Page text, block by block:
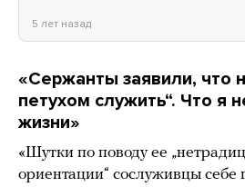
5 лет назад
«Сержанты заявили, что
петухом служить“. Что я
жизни»
«Шутки по поводу ее
ориентации“ сослуживцы себе